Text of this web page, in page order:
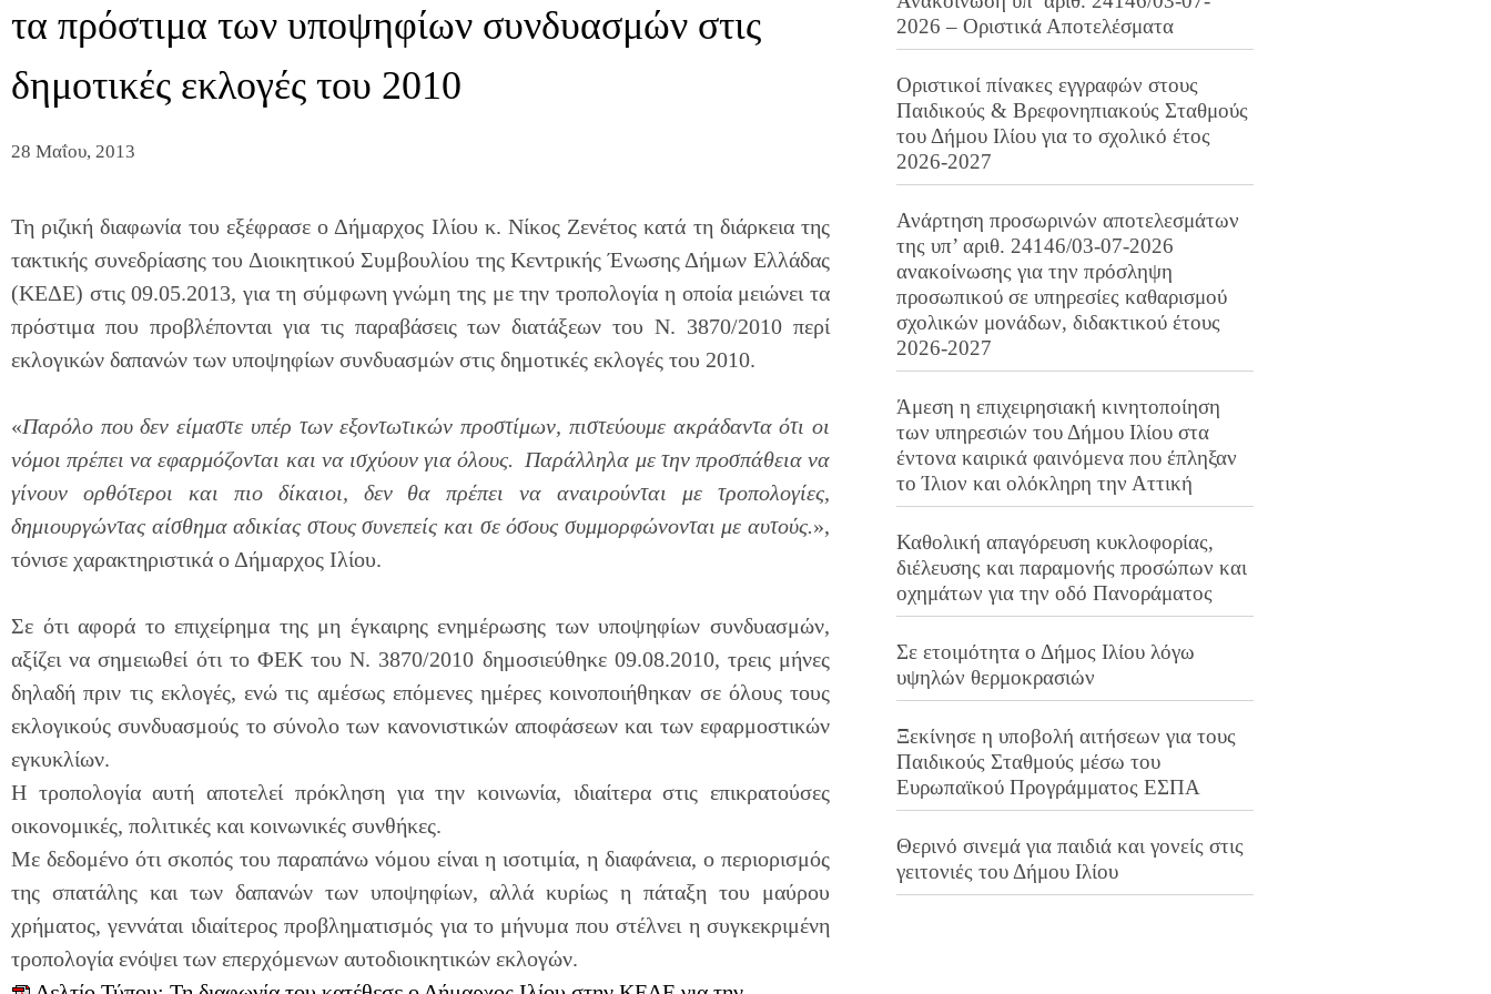
τα πρόστιμα των υποψηφίων συνδυασμών στις
δημοτικές εκλογές του 2010
28 Μαΐου, 2013
Τη ριζική διαφωνία του εξέφρασε ο Δήμαρχος Ιλίου κ. Νίκος Ζενέτος κατά τη διάρκεια της
τακτικής συνεδρίασης του Διοικητικού Συμβουλίου της Κεντρικής Ένωσης Δήμων Ελλάδας
(ΚΕΔΕ) στις 09.05.2013, για τη σύμφωνη γνώμη της με την τροπολογία η οποία μειώνει τα
πρόστιμα που προβλέπονται για τις παραβάσεις των διατάξεων του Ν. 3870/2010 περί
εκλογικών δαπανών των υποψηφίων συνδυασμών στις δημοτικές εκλογές του 2010.
«Παρόλο που δεν είμαστε υπέρ των εξοντωτικών προστίμων, πιστεύουμε ακράδαντα ότι οι
νόμοι πρέπει να εφαρμόζονται και να ισχύουν για όλους. Παράλληλα με την προσπάθεια να
γίνουν ορθότεροι και πιο δίκαιοι, δεν θα πρέπει να αναιρούνται με τροπολογίες,
δημιουργώντας αίσθημα αδικίας στους συνεπείς και σε όσους συμμορφώνονται με αυτούς.»,
τόνισε χαρακτηριστικά ο Δήμαρχος Ιλίου.
Σε ότι αφορά το επιχείρημα της μη έγκαιρης ενημέρωσης των υποψηφίων συνδυασμών,
αξίζει να σημειωθεί ότι το ΦΕΚ του Ν. 3870/2010 δημοσιεύθηκε 09.08.2010, τρεις μήνες
δηλαδή πριν τις εκλογές, ενώ τις αμέσως επόμενες ημέρες κοινοποιήθηκαν σε όλους τους
εκλογικούς συνδυασμούς το σύνολο των κανονιστικών αποφάσεων και των εφαρμοστικών
εγκυκλίων.
Η τροπολογία αυτή αποτελεί πρόκληση για την κοινωνία, ιδιαίτερα στις επικρατούσες
οικονομικές, πολιτικές και κοινωνικές συνθήκες.
Με δεδομένο ότι σκοπός του παραπάνω νόμου είναι η ισοτιμία, η διαφάνεια, ο περιορισμός
της σπατάλης και των δαπανών των υποψηφίων, αλλά κυρίως η πάταξη του μαύρου
χρήματος, γεννάται ιδιαίτερος προβληματισμός για το μήνυμα που στέλνει η συγκεκριμένη
τροπολογία ενόψει των επερχόμενων αυτοδιοικητικών εκλογών.
2026 – Οριστικά Αποτελέσματα
Οριστικοί πίνακες εγγραφών στους
Παιδικούς & Βρεφονηπιακούς Σταθμούς
του Δήμου Ιλίου για το σχολικό έτος
2026-2027
Ανάρτηση προσωρινών αποτελεσμάτων
της υπ’ αριθ. 24146/03-07-2026
ανακοίνωσης για την πρόσληψη
προσωπικού σε υπηρεσίες καθαρισμού
σχολικών μονάδων, διδακτικού έτους
2026-2027
Άμεση η επιχειρησιακή κινητοποίηση
των υπηρεσιών του Δήμου Ιλίου στα
έντονα καιρικά φαινόμενα που έπληξαν
το Ίλιον και ολόκληρη την Αττική
Καθολική απαγόρευση κυκλοφορίας,
διέλευσης και παραμονής προσώπων και
οχημάτων για την οδό Πανοράματος
Σε ετοιμότητα ο Δήμος Ιλίου λόγω
υψηλών θερμοκρασιών
Ξεκίνησε η υποβολή αιτήσεων για τους
Παιδικούς Σταθμούς μέσω του
Ευρωπαϊκού Προγράμματος ΕΣΠΑ
Θερινό σινεμά για παιδιά και γονείς στις
γειτονιές του Δήμου Ιλίου